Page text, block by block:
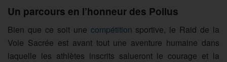
Un parcours en l’honneur des Poilus
Bien que ce soit une compétition sportive, le Raid de la
Voie Sacrée est avant tout une aventure humaine dans
laquelle les athlètes inscrits salueront le courage et la